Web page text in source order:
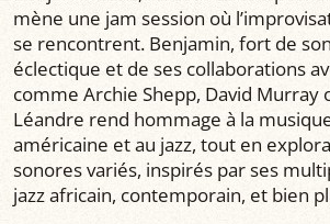
mène une jam session où
se rencontrent. Benjamin, fort de
éclectique et de ses collaborations
comme Archie Shepp, David Murray
Léandre rend hommage à la
américaine et au jazz, tout en
sonores variés, inspirés par ses
jazz africain, contemporain, et bien